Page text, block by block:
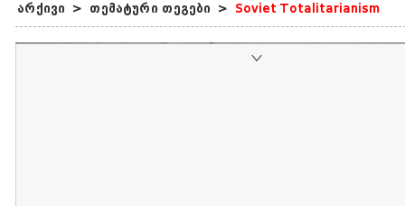
არქივი > თემატური თეგები > Soviet Totalitarianism